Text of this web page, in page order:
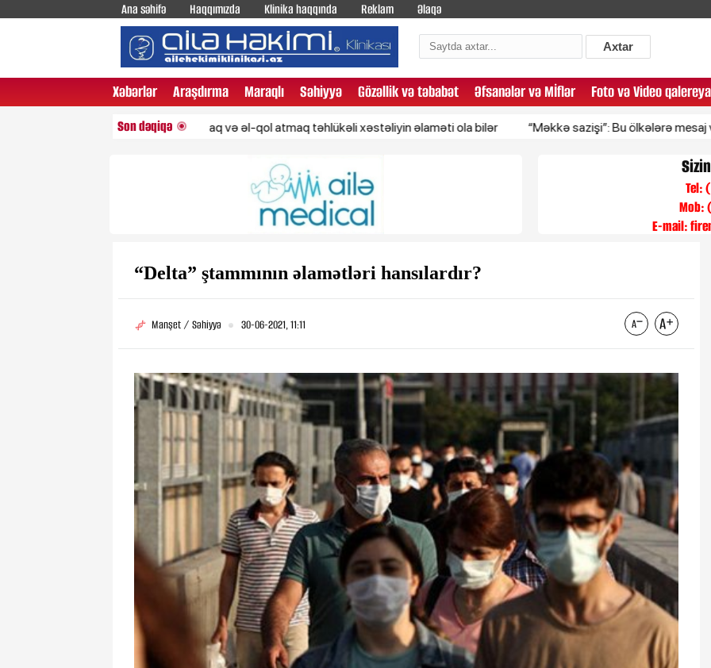
Ana səhifə Haqqımızda Klinika haqqında Reklam Əlaqə
Axtar
Xəbərlər Araşdırma Maraqlı Səhiyyə Gözəllik və təbabət Əfsanələr və Mİflər Foto və Video qalereya
Son dəqiqə
Gecələr çığırmaq və əl-qol atmaq təhlükəli xəstəliyin əlaməti ola bilər “Məkkə sazişi”: Bu ölkələrə mesaj verildi
Tel:
Mob:
E-mail:
“Delta” ştammının əlamətləri hansılardır?
Manşet / Səhiyyə 30-06-2021, 11:11
İrandan Fars körfəzi ölkələrinə
xəbərdarlıq: ABŞ hücum etsə,
enerji obyektləriniz vurulacaq
Gecələr çığırmaq və əl-qol
təhlükəli xəstəliyin əlaməti ola
bilər